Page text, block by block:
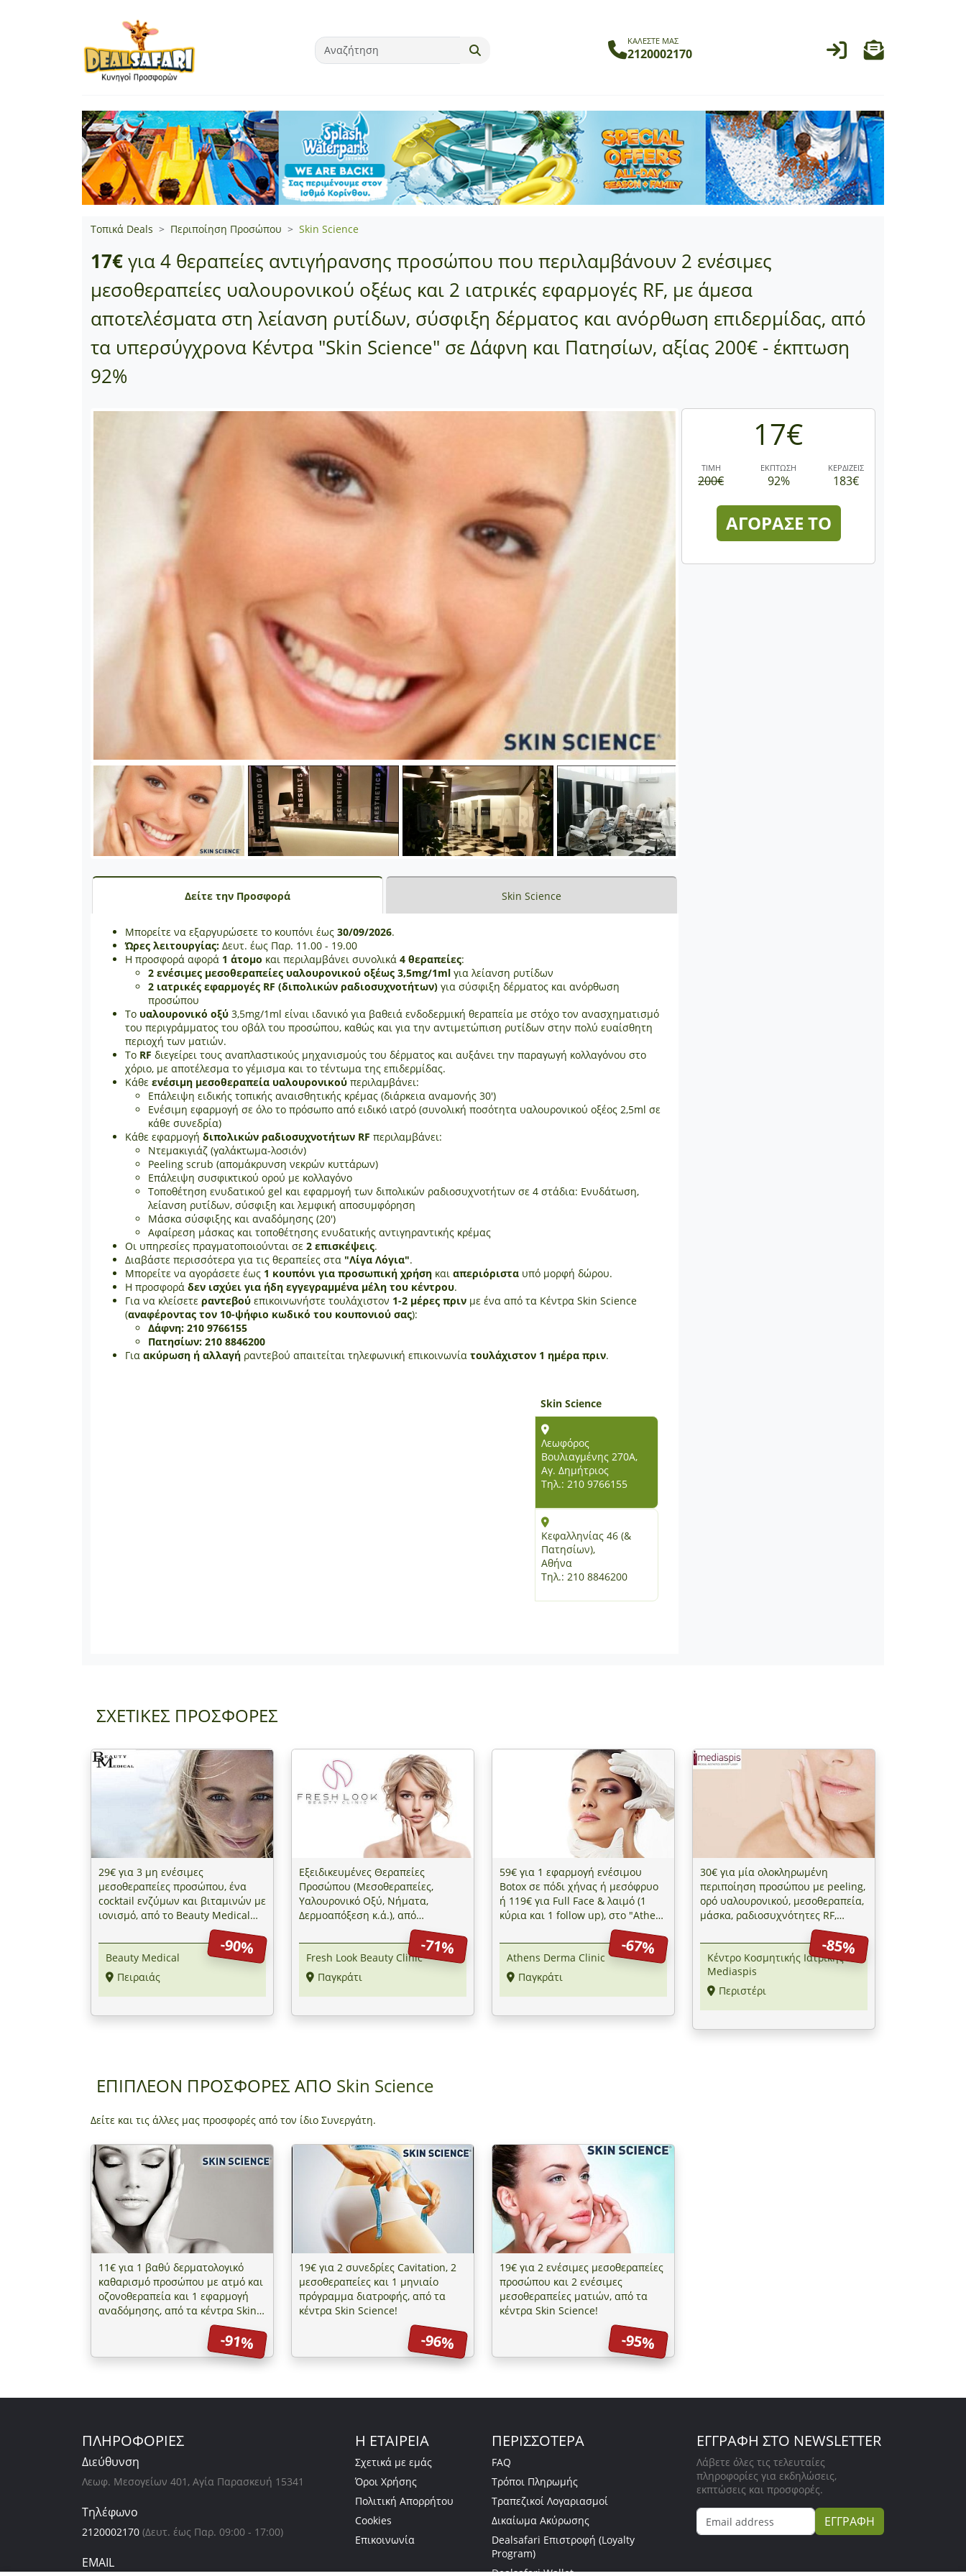
ΚΑΛΕΣΤΕ ΜΑΣ
2120002170
Τοπικά Deals Περιποίηση Προσώπου Skin Science
17€ για 4 θεραπείες αντιγήρανσης προσώπου που περιλαμβάνουν 2 ενέσιμες
μεσοθεραπείες υαλουρονικού οξέως και 2 ιατρικές εφαρμογές RF, με άμεσα
αποτελέσματα στη λείανση ρυτίδων, σύσφιξη δέρματος και ανόρθωση επιδερμίδας, από
τα υπερσύγχρονα Κέντρα "Skin Science" σε Δάφνη και Πατησίων, αξίας 200€ - έκπτωση
92%
Δείτε την Προσφορά Skin Science
Μπορείτε να εξαργυρώσετε το κουπόνι έως 30/09/2026.
Ώρες λειτουργίας: Δευτ. έως Παρ. 11.00 - 19.00
Η προσφορά αφορά 1 άτομο και περιλαμβάνει συνολικά 4 θεραπείες:
2 ενέσιμες μεσοθεραπείες υαλουρονικού οξέως 3,5mg/1ml για λείανση ρυτίδων
2 ιατρικές εφαρμογές RF (διπολικών ραδιοσυχνοτήτων) για σύσφιξη δέρματος και ανόρθωση
προσώπου
Το υαλουρονικό οξύ 3,5mg/1ml είναι ιδανικό για βαθειά ενδοδερμική θεραπεία με στόχο τον ανασχηματισμό
του περιγράμματος του οβάλ του προσώπου, καθώς και για την αντιμετώπιση ρυτίδων στην πολύ ευαίσθητη
περιοχή των ματιών.
Tο RF διεγείρει τους αναπλαστικούς μηχανισμούς του δέρματος και αυξάνει την παραγωγή κολλαγόνου στο
χόριο, με αποτέλεσμα το γέμισμα και το τέντωμα της επιδερμίδας.
Κάθε ενέσιμη μεσοθεραπεία υαλουρονικού περιλαμβάνει:
Επάλειψη ειδικής τοπικής αναισθητικής κρέμας (διάρκεια αναμονής 30')
Ενέσιμη εφαρμογή σε όλο το πρόσωπο από ειδικό ιατρό (συνολική ποσότητα υαλουρονικού οξέος 2,5ml σε
κάθε συνεδρία)
Κάθε εφαρμογή διπολικών ραδιοσυχνοτήτων RF περιλαμβάνει:
Ντεμακιγιάζ (γαλάκτωμα-λοσιόν)
Peeling scrub (απομάκρυνση νεκρών κυττάρων)
Επάλειψη συσφικτικού ορού με κολλαγόνο
Τοποθέτηση ενυδατικού gel και εφαρμογή των διπολικών ραδιοσυχνοτήτων σε 4 στάδια: Ενυδάτωση,
λείανση ρυτίδων, σύσφιξη και λεμφική αποσυμφόρηση
Μάσκα σύσφιξης και αναδόμησης (20')
Αφαίρεση μάσκας και τοποθέτησης ενυδατικής αντιγηραντικής κρέμας
Οι υπηρεσίες πραγματοποιούνται σε 2 επισκέψεις.
Διαβάστε περισσότερα για τις θεραπείες στα "Λίγα Λόγια".
Μπορείτε να αγοράσετε έως 1 κουπόνι για προσωπική χρήση και απεριόριστα υπό μορφή δώρου.
Η προσφορά δεν ισχύει για ήδη εγγεγραμμένα μέλη του κέντρου.
Για να κλείσετε ραντεβού επικοινωνήστε τουλάχιστον 1-2 μέρες πριν με ένα από τα Κέντρα Skin Science
(αναφέροντας τον 10-ψήφιο κωδικό του κουπονιού σας):
Δάφνη: 210 9766155
Πατησίων: 210 8846200
Για ακύρωση ή αλλαγή ραντεβού απαιτείται τηλεφωνική επικοινωνία τουλάχιστον 1 ημέρα πριν.
Skin Science
Λεωφόρος
Βουλιαγμένης 270Α,
Αγ. Δημήτριος
Τηλ.: 210 9766155
Κεφαλληνίας 46 (&
Πατησίων),
Αθήνα
Τηλ.: 210 8846200
17€
ΤΙΜΗ
200€
ΕΚΠΤΩΣΗ
92%
ΚΕΡΔΙΖΕΙΣ
183€
ΑΓΟΡΑΣΕ ΤΟ
ΣΧΕΤΙΚΕΣ ΠΡΟΣΦΟΡΕΣ
29€ για 3 μη ενέσιμες
μεσοθεραπείες προσώπου, ένα
cocktail ενζύμων και βιταμινών με
ιονισμό, από το Beauty Medical
-90%
Beauty Medical
Πειραιάς
Εξειδικευμένες Θεραπείες
Προσώπου (Μεσοθεραπείες,
Υαλουρονικό Οξύ, Νήματα,
Δερμοαπόξεση κ.ά.), από
εξειδικευμένο ιατρό στην Fresh
Look Beauty Clinic στο Παγκράτι
-71%
Fresh Look Beauty Clinic
Παγκράτι
59€ για 1 εφαρμογή ενέσιμου
Botox σε πόδι χήνας ή μεσόφρυο
ή 119€ για Full Face & λαιμό (1
κύρια και 1 follow up), στο "Athens
Derma Clinic" στο Παγκράτι
-67%
Athens Derma Clinic
Παγκράτι
30€ για μία ολοκληρωμένη
περιποίηση προσώπου με peeling,
ορό υαλουρονικού, μεσοθεραπεία,
μάσκα, ραδιοσυχνότητες RF,
-85%
Κέντρο Κοσμητικής Ιατρικής
Mediaspis
Περιστέρι
ΕΠΙΠΛΕΟΝ ΠΡΟΣΦΟΡΕΣ ΑΠΟ Skin Science
Δείτε και τις άλλες μας προσφορές από τον ίδιο Συνεργάτη.
11€ για 1 βαθύ δερματολογικό
καθαρισμό προσώπου με ατμό και
οζονοθεραπεία και 1 εφαρμογή
αναδόμησης, από τα κέντρα Skin
-91%
19€ για 2 συνεδρίες Cavitation, 2
μεσοθεραπείες και 1 μηνιαίο
πρόγραμμα διατροφής, από τα
κέντρα Skin Science!
-96%
19€ για 2 ενέσιμες μεσοθεραπείες
προσώπου και 2 ενέσιμες
μεσοθεραπείες ματιών, από τα
κέντρα Skin Science!
-95%
ΠΛΗΡΟΦΟΡΙΕΣ
Διεύθυνση
Λεωφ. Μεσογείων 401, Αγία Παρασκευή 15341
Τηλέφωνο
2120002170 (Δευτ. έως Παρ. 09:00 - 17:00)
EMAIL
Η ΕΤΑΙΡΕΙΑ
Σχετικά με εμάς
Όροι Χρήσης
Πολιτική Απορρήτου
Cookies
Επικοινωνία
ΠΕΡΙΣΣΟΤΕΡΑ
FAQ
Τρόποι Πληρωμής
Τραπεζικοί Λογαριασμοί
Δικαίωμα Ακύρωσης
Dealsafari Επιστροφή (Loyalty
Program)
Dealsafari Wallet
ΕΓΓΡΑΦΗ ΣΤΟ NEWSLETTER
Λάβετε όλες τις τελευταίες
πληροφορίες για εκδηλώσεις,
εκπτώσεις και προσφορές.
ΕΓΓΡΑΦΗ